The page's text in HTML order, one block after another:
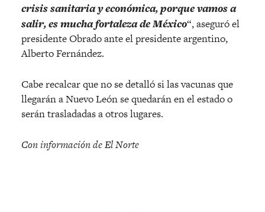
crisis sanitaria y económica, porque vamos a
salir, es mucha fortaleza de México“, aseguró el
presidente Obrado ante el presidente argentino,
Alberto Fernández.
Cabe recalcar que no se detalló si las vacunas que
llegarán a Nuevo León se quedarán en el estado o
serán trasladadas a otros lugares.
Con información de El Norte